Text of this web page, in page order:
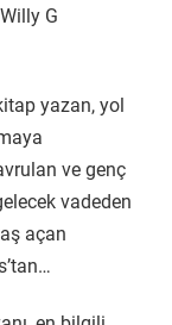
G
yazan, yol
ve genç
vadeden
açan